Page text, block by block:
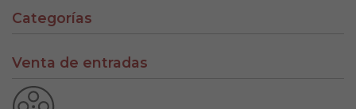
Categorías
Venta de entradas